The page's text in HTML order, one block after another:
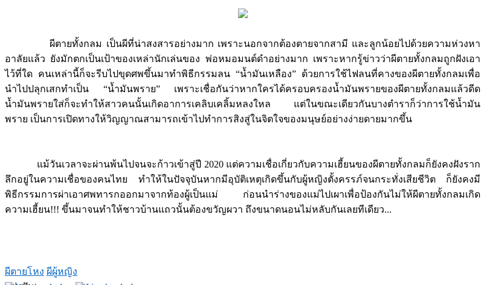
ผีตายทั้งกลม เป็นผีที่น่าสงสารอย่างมาก เพราะนอกจากต้องตายจากสามี และลูกน้อยไปด้วยความห่วงหา
อาลัยแล้ว ยังมักตกเป็นเป้าของเหล่านักเล่นของ พ่อหมอมนต์ดำอย่างมาก เพราะหากรู้ข่าวว่าผีตายทั้งกลมถูกฝังเอา
ไว้ที่ใด คนเหล่านี้ก็จะรีบไปขุดศพขึ้นมาทำพิธีกรรมลน “น้ำมันเหลือง” ด้วยการใช้ไฟลนที่คางของผีตายทั้งกลมเพื่อ
นำไปปลุกเสกทำเป็น “น้ำมันพราย” เพราะเชื่อกันว่าหากใครได้ครอบครองน้ำมันพรายของผีตายทั้งกลมแล้วดีด
น้ำมันพรายใส่ก็จะทำให้สาวคนนั้นเกิดอาการเคลิบเคลิ้มหลงใหล แต่ในขณะเดียวกันบางตำราก็ว่าการใช้น้ำมัน
พราย เป็นการเปิดทางให้วิญญาณสามารถเข้าไปทำการสิงสู่ในจิตใจของมนุษย์อย่างง่ายดายมากขึ้น
แม้วันเวลาจะผ่านพ้นไปจนจะก้าวเข้าสู่ปี 2020 แต่ความเชื่อเกี่ยวกับความเฮี้ยนของผีตายทั้งกลมก็ยังคงฝังราก
ลึกอยู่ในความเชื่อของคนไทย ทำให้ในปัจจุบันหากมีอุบัติเหตุเกิดขึ้นกับผู้หญิงตั้งครรภ์จนกระทั่งเสียชีวิต ก็ยังคงมี
พิธีกรรมการผ่าเอาศพทารกออกมาจากท้องผู้เป็นแม่ ก่อนนำร่างของแม่ไปเผาเพื่อป้องกันไม่ให้ผีตายทั้งกลมเกิด
ความเฮี้ยน!!! ขึ้นมาจนทำให้ชาวบ้านแถวนั้นต้องขวัญผวา ถึงขนาดนอนไม่หลับกันเลยทีเดียว...
ผีตายโหง ผีผู้หญิง